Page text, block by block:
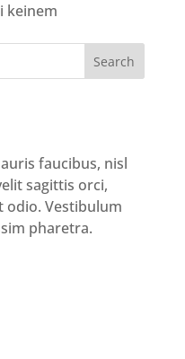
keinem
Search
faucibus, nisl
sagittis orci,
odio. Vestibulum
pharetra.